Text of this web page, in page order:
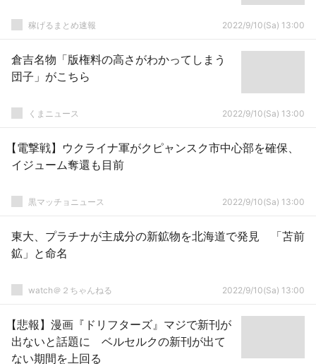
稼げるまとめ速報 2022/9/10(Sa) 13:00
倉吉名物「版権料の高さがわかってしまう
団子」がこちら
くまニュース 2022/9/10(Sa) 13:00
【電撃戦】ウクライナ軍がクピャンスク市中心部を確保、
イジューム奪還も目前
黒マッチョニュース 2022/9/10(Sa) 13:00
東大、プラチナが主成分の新鉱物を北海道で発見 「苫前
鉱」と命名
watch＠２ちゃんねる 2022/9/10(Sa) 13:00
【悲報】漫画『ドリフターズ』マジで新刊が
出ないと話題に ベルセルクの新刊が出て
ない期間を上回る